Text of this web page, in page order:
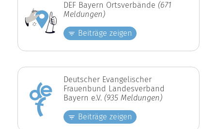
DEF Bayern Ortsverbände (671
Meldungen)
Beiträge zeigen
Deutscher Evangelischer
Frauenbund Landesverband
Bayern e.V. (935 Meldungen)
Beiträge zeigen